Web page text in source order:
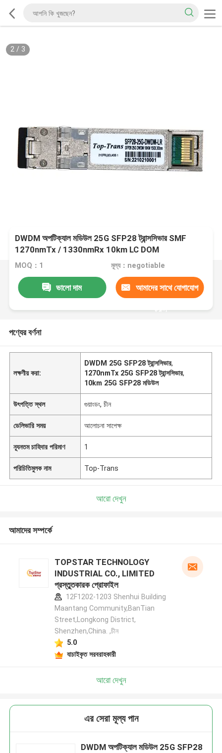
2/ 3
DWDM অপটিক্যাল মডিউল 25G SFP28 ট্রান্সসিভার SMF
1270nmTx / 1330nmRx 10km LC DOM
MOQ：1 মূল্য：negotiable
ভালো দাম আমাদের সাথে যোগাযোগ
করুন
পণ্যের বর্ণনা
লক্ষণীয় করা:
DWDM 25G SFP28 ট্রান্সসিভার,
1270nmTx 25G SFP28 ট্রান্সসিভার,
10km 25G SFP28 মডিউল
উৎপত্তি স্থল গুয়াংডং, চীন
ডেলিভারি সময় আলোচনা সাপেক্ষ
ন্যূনতম চাহিদার পরিমাণ 1
পরিচিতিমুলক নাম Top-Trans
আরো দেখুন
আমাদের সম্পর্কে
TOPSTAR TECHNOLOGY
INDUSTRIAL CO., LIMITED
প্রস্তুতকারক প্রোফাইল
12F1202-1203 Shenhui Building
Maantang Community,BanTian
Street,Longkong District,
Shenzhen,China. ,চীন
5.0
যাচাইকৃত সরবরাহকারী
আরো দেখুন
এর সেরা মূল্য পান
DWDM অপটিক্যাল মডিউল 25G SFP28